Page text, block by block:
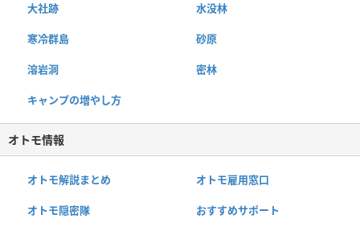
大社跡 水没林
寒冷群島 砂原
溶岩洞 密林
キャンプの増やし方
オトモ情報
オトモ解説まとめ オトモ雇用窓口
オトモ隠密隊 おすすめサポート